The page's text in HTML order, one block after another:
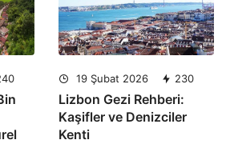
19 Şubat 2026 230
Lizbon Gezi Rehberi:
Kaşifler ve Denizciler
Kenti